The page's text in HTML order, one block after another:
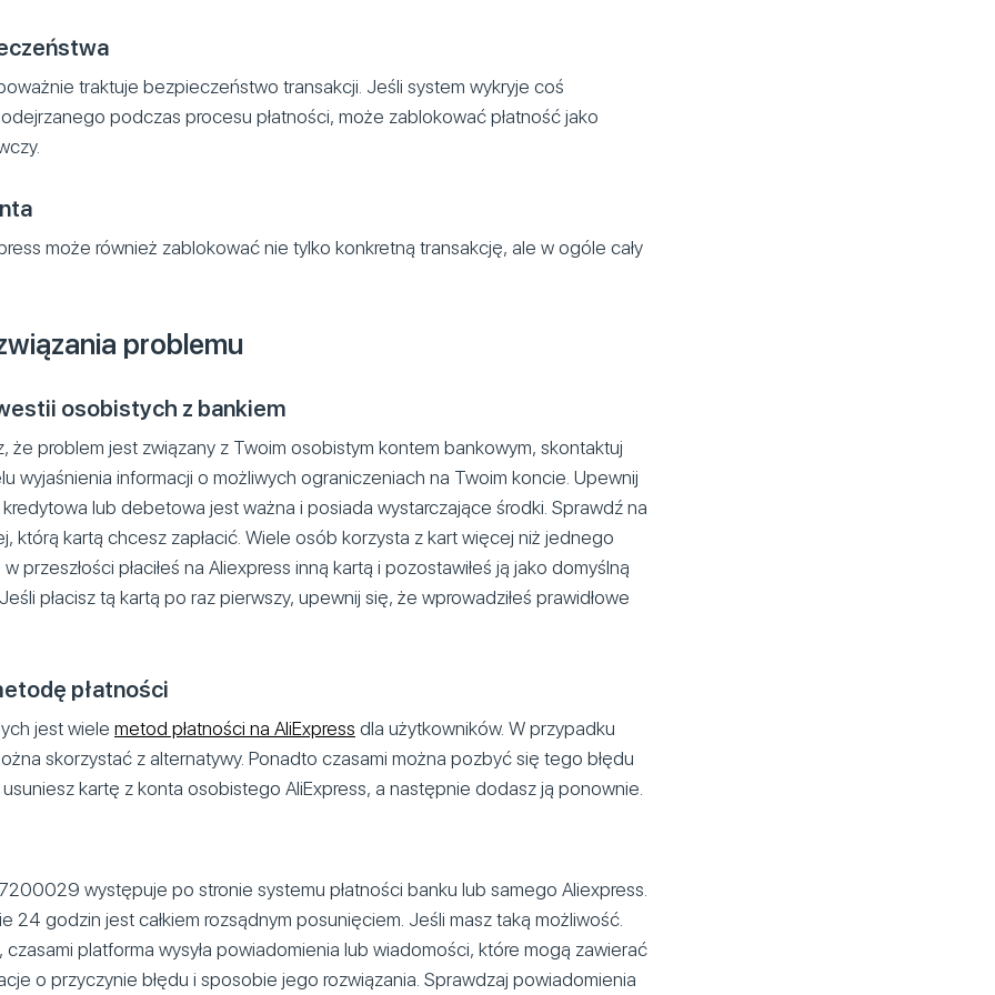
traktuje bezpieczeństwo transakcji. Jeśli system wykryje coś
podczas procesu płatności, może zablokować płatność jako
może również zablokować nie tylko konkretną transakcję, ale w ogóle cały
problemu
osobistych z bankiem
że problem jest związany z Twoim osobistym kontem bankowym, skontaktuj
wyjaśnienia informacji o możliwych ograniczeniach na Twoim koncie. Upewnij
lub debetowa jest ważna i posiada wystarczające środki. Sprawdź na
którą kartą chcesz zapłacić. Wiele osób korzysta z kart więcej niż jednego
przeszłości płaciłeś na Aliexpress inną kartą i pozostawiłeś ją jako domyślną
płacisz tą kartą po raz pierwszy, upewnij się, że wprowadziłeś prawidłowe
płatności
jest wiele metod płatności na AliExpress dla użytkowników. W przypadku
skorzystać z alternatywy. Ponadto czasami można pozbyć się tego błędu
kartę z konta osobistego AliExpress, a następnie dodasz ją ponownie.
występuje po stronie systemu płatności banku lub samego Aliexpress.
24 godzin jest całkiem rozsądnym posunięciem. Jeśli masz taką możliwość.
czasami platforma wysyła powiadomienia lub wiadomości, które mogą zawierać
o przyczynie błędu i sposobie jego rozwiązania. Sprawdzaj powiadomienia